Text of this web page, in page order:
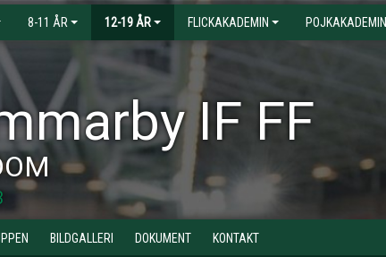
8-11 ÅR 12-19 ÅR FLICKAKADEMIN POJKAKADEMIN
IF FF
BILDGALLERI DOKUMENT KONTAKT